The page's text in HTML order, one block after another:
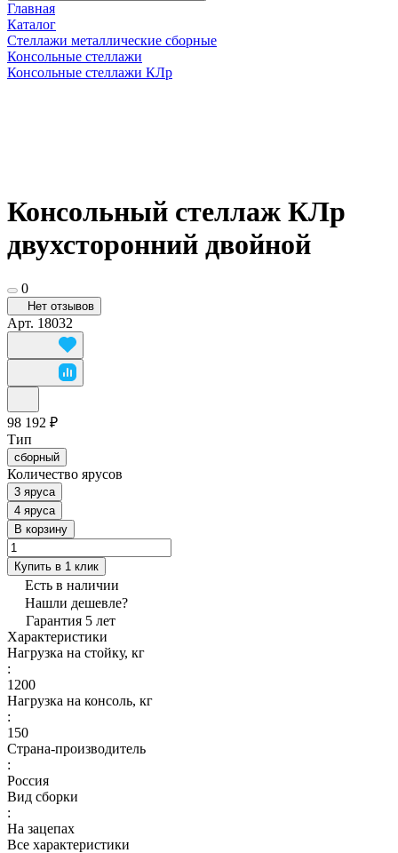
Главная
Каталог
Стеллажи металлические сборные
Консольные стеллажи
Консольные стеллажи КЛр
Консольный стеллаж КЛр
двухсторонний двойной
0
Нет отзывов
Арт. 18032
98 192 ₽
Тип
сборный
Количество ярусов
3 яруса
4 яруса
В корзину
Купить в 1 клик
Есть в наличии
Нашли дешевле?
Гарантия 5 лет
Характеристики
Нагрузка на стойку, кг
:
1200
Нагрузка на консоль, кг
:
150
Страна-производитель
:
Россия
Вид сборки
:
На зацепах
Все характеристики